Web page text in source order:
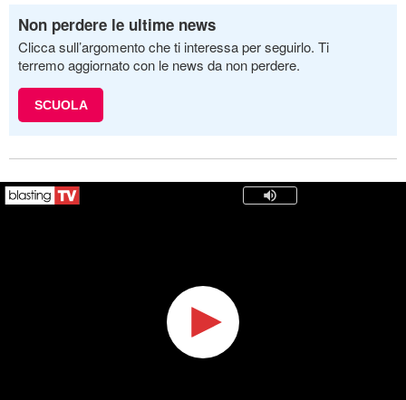
Non perdere le ultime news
Clicca sull’argomento che ti interessa per seguirlo. Ti
terremo aggiornato con le news da non perdere.
SCUOLA